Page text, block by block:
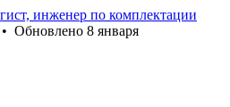
инженер по комплектации
• Обновлено 8 января